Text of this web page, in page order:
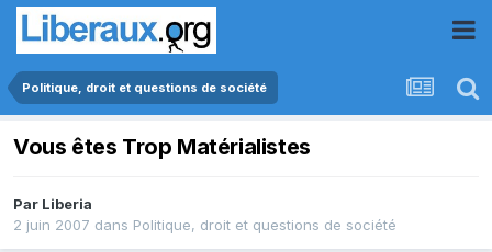
Politique, droit et questions de société
Vous êtes Trop Matérialistes
Par Liberia
2 juin 2007 dans Politique, droit et questions de société